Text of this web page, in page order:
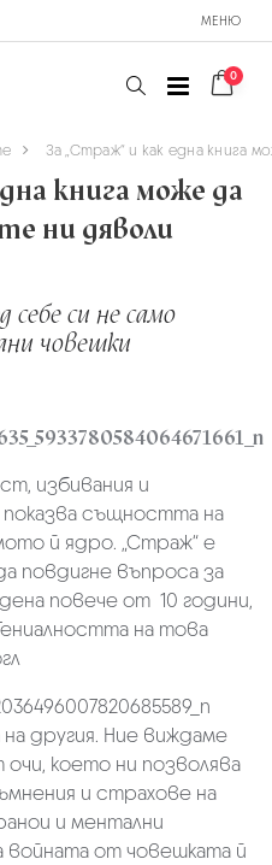
МЕНЮ
0
За „Страж“ и как една книга
книга може да
ни дяволи
себе си не само
човешки
избивания и
същността на
й ядро. „Страж“ е
повдигне въпроса за
повече от 10 години,
на това
другия. Ние виждаме
което ни позволява
и страхове на
и ментални
войната от човешката й